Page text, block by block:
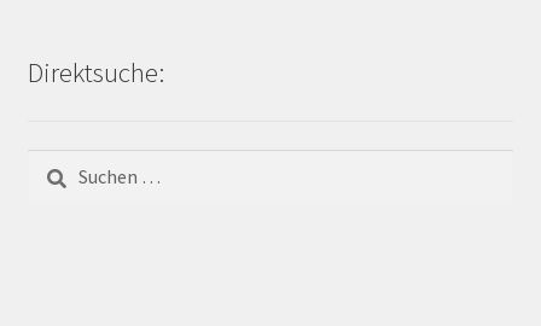
Direktsuche:
nach: